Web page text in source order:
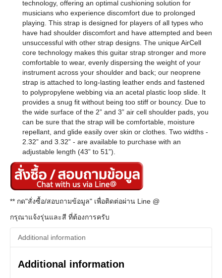
technology, offering an optimal cushioning solution for
musicians who experience discomfort due to prolonged
playing. This strap is designed for players of all types who
have had shoulder discomfort and have attempted and been
unsuccessful with other strap designs. The unique AirCell
core technology makes this guitar strap stronger and more
comfortable to wear, evenly dispersing the weight of your
instrument across your shoulder and back; our neoprene
strap is attached to long-lasting leather ends and fastened
to polypropylene webbing via an acetal plastic loop slide. It
provides a snug fit without being too stiff or bouncy. Due to
the wide surface of the 2” and 3” air cell shoulder pads, you
can be sure that the strap will be comfortable, moisture
repellant, and glide easily over skin or clothes. Two widths -
2.32” and 3.32” - are available to purchase with an
adjustable length (43” to 51”).
** กด"สั่งซื้อ/สอบถามข้อมูล" เพื่อติดต่อผ่าน Line @
กรุณาแจ้งรุ่นและสี ที่ต้องการครับ
Additional information
Additional information